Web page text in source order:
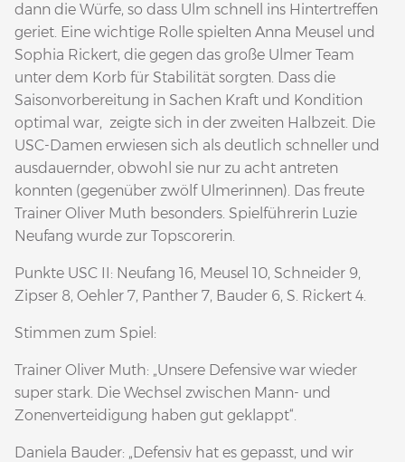
dann die Würfe, so dass Ulm schnell ins Hintertreffen
geriet. Eine wichtige Rolle spielten Anna Meusel und
Sophia Rickert, die gegen das große Ulmer Team
unter dem Korb für Stabilität sorgten. Dass die
Saisonvorbereitung in Sachen Kraft und Kondition
optimal war, zeigte sich in der zweiten Halbzeit. Die
USC-Damen erwiesen sich als deutlich schneller und
ausdauernder, obwohl sie nur zu acht antreten
konnten (gegenüber zwölf Ulmerinnen). Das freute
Trainer Oliver Muth besonders. Spielführerin Luzie
Neufang wurde zur Topscorerin.
Punkte USC II: Neufang 16, Meusel 10, Schneider 9,
Zipser 8, Oehler 7, Panther 7, Bauder 6, S. Rickert 4.
Stimmen zum Spiel:
Trainer Oliver Muth: „Unsere Defensive war wieder
super stark. Die Wechsel zwischen Mann- und
Zonenverteidigung haben gut geklappt“.
Daniela Bauder: „Defensiv hat es gepasst, und wir